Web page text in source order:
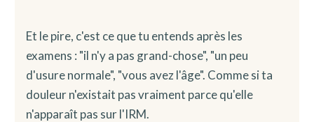
Et le pire, c'est ce que tu entends après les
examens : "il n'y a pas grand-chose", "un peu
d'usure normale", "vous avez l'âge". Comme si ta
douleur n'existait pas vraiment parce qu'elle
n'apparaît pas sur l'IRM.